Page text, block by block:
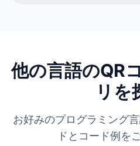
他の言語のQR
リを
お好みのプログラミング
ドとコード例を